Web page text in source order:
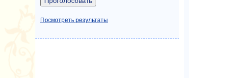
Посмотреть результаты